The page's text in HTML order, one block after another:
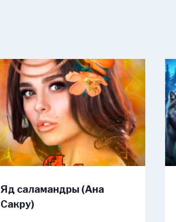
Яд саламандры (Ана
Сакру)